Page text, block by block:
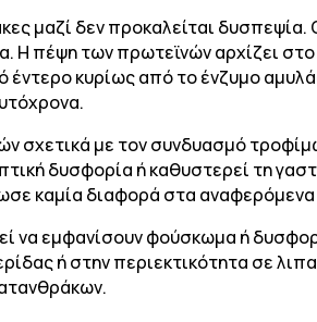
μαζί δεν προκαλείται
Η πέψη των πρωτεϊνών αρχίζει
κυρίως από το ένζυμο
σχετικά με τον συνδυασμό
δυσφορία ή καθυστερεί τη
καμία διαφορά στα
εμφανίσουν φούσκωμα ή
ή στην περιεκτικότητα σε